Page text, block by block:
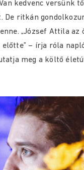
kedvenc versünk
ritkán
„József Attila az
– írja róla
meg a költő